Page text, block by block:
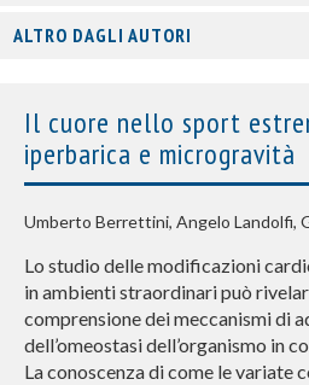
ALTRO DAGLI AUTORI
Il cuore nello sport
iperbarica e microgravità
Umberto Berrettini, Angelo Landolfi,
Lo studio delle modificazioni
in ambienti straordinari può
comprensione dei meccanismi di
dell’omeostasi dell’organismo in
La conoscenza di come le variate